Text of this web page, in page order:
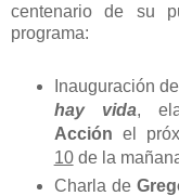
centenario de su
programa:
Inauguración
hay vida,
Acción el
10de la
Charla de